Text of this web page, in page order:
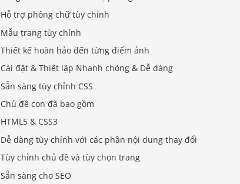
Hỗ trợ phông chữ tùy chỉnh
Mẫu trang tùy chỉnh
Thiết kế hoàn hảo đến từng điểm ảnh
Cài đặt & Thiết lập Nhanh chóng & Dễ dàng
Sẵn sàng tùy chỉnh CSS
Chủ đề con đã bao gồm
HTML5 & CSS3
Dễ dàng tùy chỉnh với các phần nội dung thay đổi
Tùy chỉnh chủ đề và tùy chọn trang
Sẵn sàng cho SEO